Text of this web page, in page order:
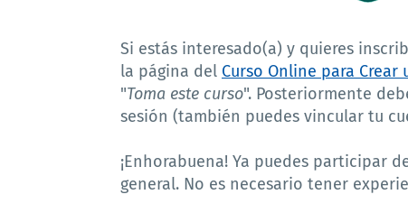
Si estás interesado(a) y quieres
la página del Curso Online para
"Toma este curso". Posteriormente
sesión (también puedes vincular tu
¡Enhorabuena! Ya puedes participar
general. No es necesario tener